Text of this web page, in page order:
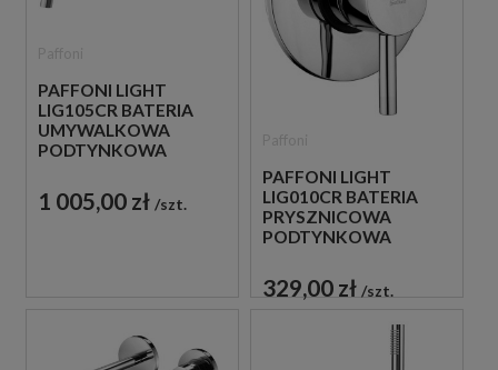
PAFFONI LIGHT
LIG105CR BATERIA
UMYWALKOWA
PODTYNKOWA
CHROM
1 005,00 zł szt.
PAFFONI LIGHT
LIG010CR BATERIA
PRYSZNICOWA
PODTYNKOWA
CHROM
329,00 zł szt.